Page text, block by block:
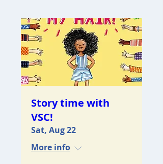
Story time with
VSC!
Sat, Aug 22
More info